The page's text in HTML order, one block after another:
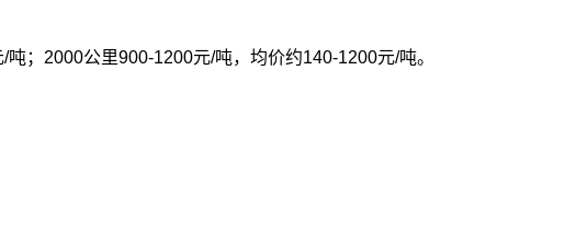
；2000公里900-1200元/吨，均价约140-1200元/吨。